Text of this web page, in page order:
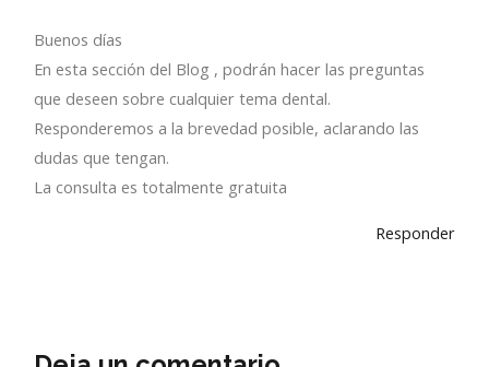
Buenos días
En esta sección del Blog , podrán hacer las preguntas
que deseen sobre cualquier tema dental.
Responderemos a la brevedad posible, aclarando las
dudas que tengan.
La consulta es totalmente gratuita
Responder